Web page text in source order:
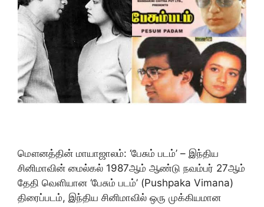
மௌனத்தின் மாயாஜாலம்: ‘பேசும் படம்’ – இந்திய
சினிமாவின் மைல்கல் 1987ஆம் ஆண்டு நவம்பர் 27ஆம்
தேதி வெளியான ‘பேசும் படம்’ (Pushpaka Vimana)
திரைப்படம், இந்திய சினிமாவில் ஒரு முக்கியமான